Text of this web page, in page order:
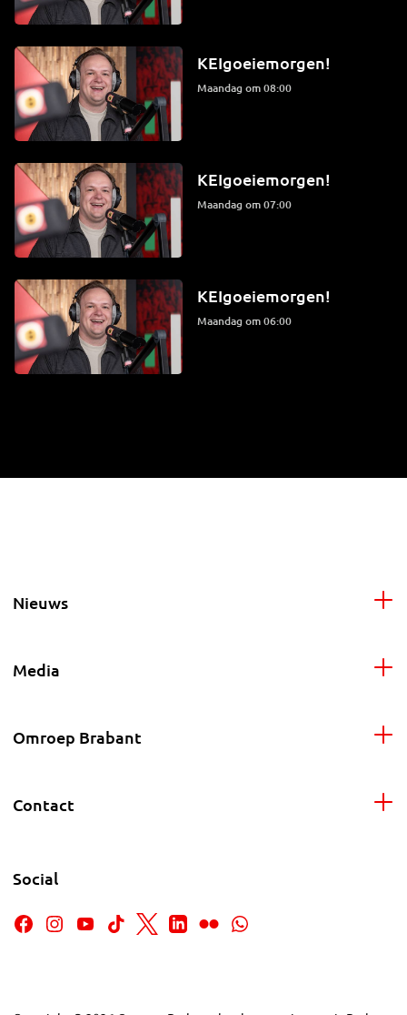
KEIgoeiemorgen!
maandag om 08:00
KEIgoeiemorgen!
maandag om 07:00
KEIgoeiemorgen!
maandag om 06:00
Nieuws
Media
Omroep Brabant
Contact
Social